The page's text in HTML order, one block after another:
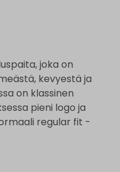
joka on
kevyestä ja
on klassinen
pieni logo ja
regular fit -